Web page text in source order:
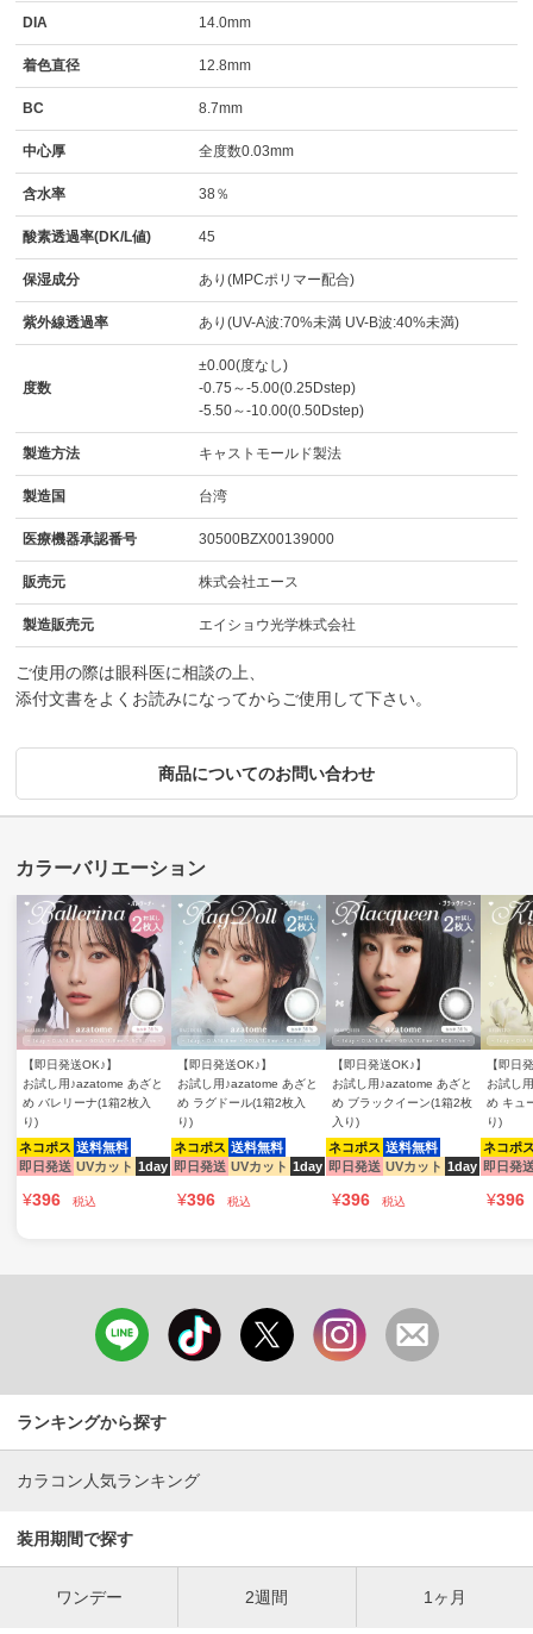
DIA 14.0mm
着色直径 12.8mm
BC 8.7mm
中心厚 全度数0.03mm
含水率 38％
酸素透過率(DK/L値) 45
保湿成分 あり(MPCポリマー配合)
紫外線透過率 あり(UV-A波:70%未満 UV-B波:40%未満)
度数
±0.00(度なし)
-0.75～-5.00(0.25Dstep)
-5.50～-10.00(0.50Dstep)
製造方法 キャストモールド製法
製造国 台湾
医療機器承認番号 30500BZX00139000
販売元 株式会社エース
製造販売元 エイショウ光学株式会社
ご使用の際は眼科医に相談の上、
添付文書をよくお読みになってからご使用して下さい。
商品についてのお問い合わせ
【即日発送OK♪】
お試し用♪azatome あざと
め バレリーナ(1箱2枚入
り)
ネコポス 送料無料
即日発送 UVカット 1day
¥396 税込
【即日発送OK♪】
お試し用♪azatome あざと
め ラグドール(1箱2枚入
り)
ネコポス 送料無料
即日発送 UVカット 1day
¥396 税込
【即日発送OK♪】
お試し用♪azatome あざと
め ブラックイーン(1箱2枚
入り)
ネコポス 送料無料
即日発送 UVカット 1day
¥396 税込
【即日
お試し
め キュ
り)
ネコポ
即日発
¥396
ランキングから探す
カラコン人気ランキング
装用期間で探す
ワンデー 2週間 1ヶ月